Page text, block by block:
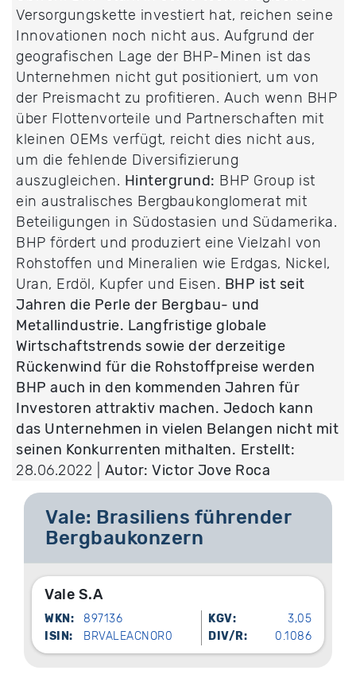
Versorgungskette investiert hat, reichen seine
Innovationen noch nicht aus. Aufgrund der
geografischen Lage der BHP-Minen ist das
Unternehmen nicht gut positioniert, um von
der Preismacht zu profitieren. Auch wenn BHP
über Flottenvorteile und Partnerschaften mit
kleinen OEMs verfügt, reicht dies nicht aus,
um die fehlende Diversifizierung
auszugleichen. Hintergrund: BHP Group ist
ein australisches Bergbaukonglomerat mit
Beteiligungen in Südostasien und Südamerika.
BHP fördert und produziert eine Vielzahl von
Rohstoffen und Mineralien wie Erdgas, Nickel,
Uran, Erdöl, Kupfer und Eisen. BHP ist seit
Jahren die Perle der Bergbau- und
Metallindustrie. Langfristige globale
Wirtschaftstrends sowie der derzeitige
Rückenwind für die Rohstoffpreise werden
BHP auch in den kommenden Jahren für
Investoren attraktiv machen. Jedoch kann
das Unternehmen in vielen Belangen nicht mit
seinen Konkurrenten mithalten. Erstellt:
28.06.2022 | Autor: Victor Jove Roca
Vale: Brasiliens führender
Bergbaukonzern
Vale S.A
WKN: 897136 KGV:
3,05
ISIN:
BRVALEACNOR0 DIV/R: 0.1086